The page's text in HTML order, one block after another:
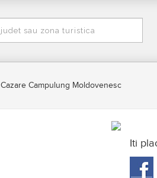
Cazare Campulung Moldovenesc
Iti